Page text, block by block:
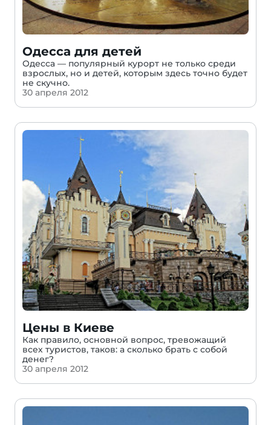
Одесса для детей
Одесса — популярный курорт не только среди
взрослых, но и детей, которым здесь точно будет
не скучно.
30 апреля 2012
Цены в Киеве
Как правило, основной вопрос, тревожащий
всех туристов, таков: а сколько брать с собой
денег?
30 апреля 2012